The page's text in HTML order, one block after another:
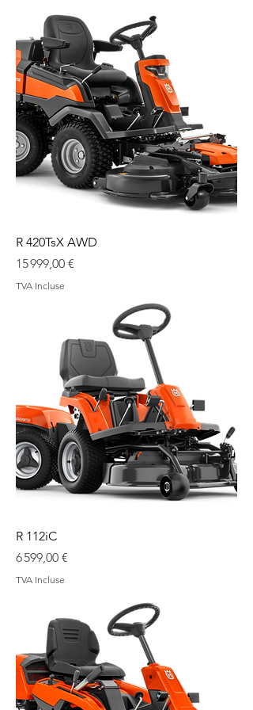
R 420TsX AWD
Prix
15 999,00 €
TVA Incluse
R 112iC
Prix
6 599,00 €
TVA Incluse